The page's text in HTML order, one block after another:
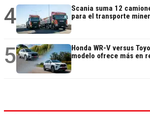
4
Scania suma 12
para el transporte
5
Honda WR-V versus
modelo ofrece más en